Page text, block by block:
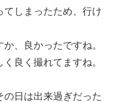
てしまったため、行け
、良かったですね。
良く撮れてますね。
の日は出来過ぎだった